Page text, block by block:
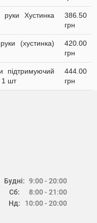
Хустинка
386.50
грн
(хустинка)
420.00
грн
підтримуючий
1 шт
444.00
грн
Будні:
Сб:
Нд:
9:00 - 20:00
8:00 - 21:00
10:00 - 20:00